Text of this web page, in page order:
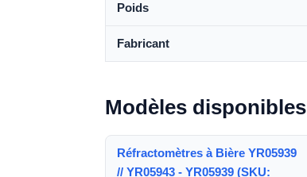
Poids
Fabricant
Modèles disponibles
Réfractomètres à Bière YR05939
// YR05943 - YR05939 (SKU: